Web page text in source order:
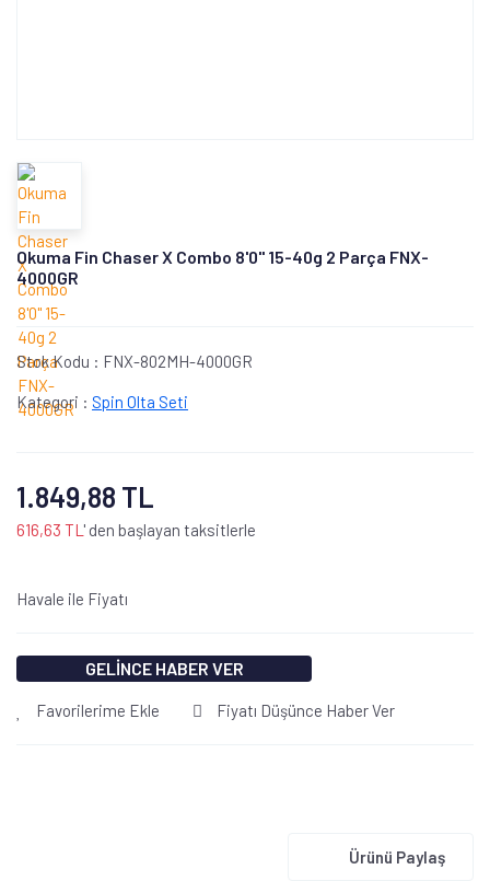
Okuma Fin Chaser X Combo 8'0'' 15-40g 2 Parça FNX-
4000GR
Stok Kodu : FNX-802MH-4000GR
Kategori : Spin Olta Seti
1.849,88 TL
616,63 TL ' den başlayan taksitlerle
Havale ile Fiyatı
GELİNCE HABER VER
Favorilerime Ekle Fiyatı Düşünce Haber Ver
Ürünü Paylaş